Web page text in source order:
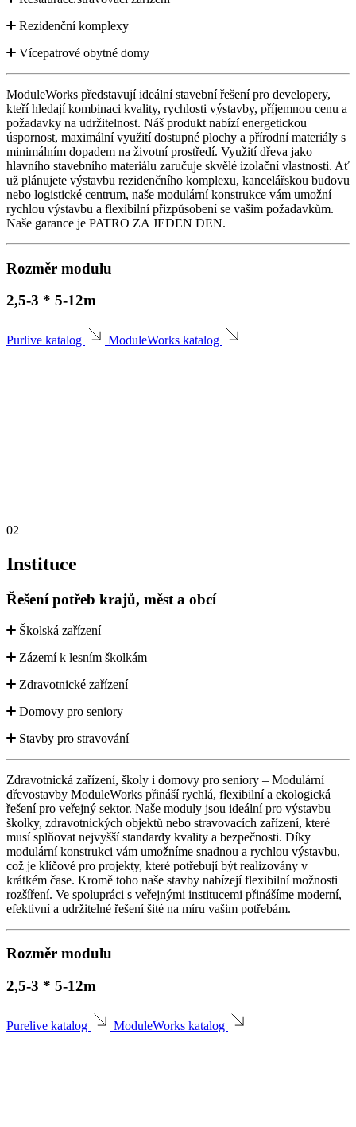
Rezidenční komplexy
Vícepatrové obytné domy
ModuleWorks představují ideální stavební řešení pro developery,
kteří hledají kombinaci kvality, rychlosti výstavby, příjemnou cenu a
požadavky na udržitelnost. Náš produkt nabízí energetickou
úspornost, maximální využití dostupné plochy a přírodní materiály s
minimálním dopadem na životní prostředí. Využití dřeva jako
hlavního stavebního materiálu zaručuje skvělé izolační vlastnosti. Ať
už plánujete výstavbu rezidenčního komplexu, kancelářskou budovu
nebo logistické centrum, naše modulární konstrukce vám umožní
rychlou výstavbu a flexibilní přizpůsobení se vašim požadavkům.
Naše garance je PATRO ZA JEDEN DEN.
Rozměr modulu
2,5-3 * 5-12m
Purlive katalog ModuleWorks katalog
02
Instituce
Řešení potřeb krajů, měst a obcí
Školská zařízení
Zázemí k lesním školkám
Zdravotnické zařízení
Domovy pro seniory
Stavby pro stravování
Zdravotnická zařízení, školy i domovy pro seniory – Modulární
dřevostavby ModuleWorks přináší rychlá, flexibilní a ekologická
řešení pro veřejný sektor. Naše moduly jsou ideální pro výstavbu
školky, zdravotnických objektů nebo stravovacích zařízení, které
musí splňovat nejvyšší standardy kvality a bezpečnosti. Díky
modulární konstrukci vám umožníme snadnou a rychlou výstavbu,
což je klíčové pro projekty, které potřebují být realizovány v
krátkém čase. Kromě toho naše stavby nabízejí flexibilní možnosti
rozšíření. Ve spolupráci s veřejnými institucemi přinášíme moderní,
efektivní a udržitelné řešení šité na míru vašim potřebám.
Rozměr modulu
2,5-3 * 5-12m
Purelive katalog ModuleWorks katalog